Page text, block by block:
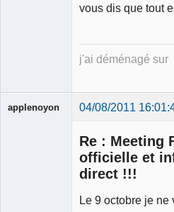
vous dis que tout
j'ai déménagé
applenoyon 04/08/2011
Re : Meeting
officielle et
direct !!!
Le 9 octobre je